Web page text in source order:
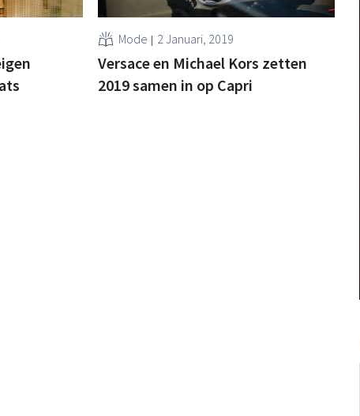
Mode 2 Januari, 2019
Versace en Michael Kors zetten
2019 samen in op Capri